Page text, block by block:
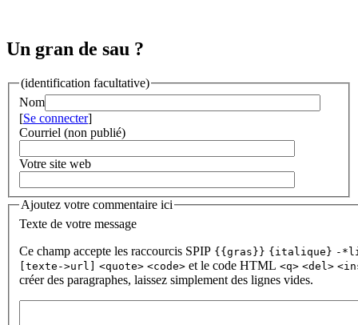
Un gran de sau ?
(identification facultative)
Nom
[Se connecter]
Courriel (non publié)
Votre site web
Ajoutez votre commentaire ici
Texte de votre message
Ce champ accepte les raccourcis SPIP {{gras}} {italique} -
[texte->url] <quote> <code> et le code HTML <q> <del>
créer des paragraphes, laissez simplement des lignes vides.